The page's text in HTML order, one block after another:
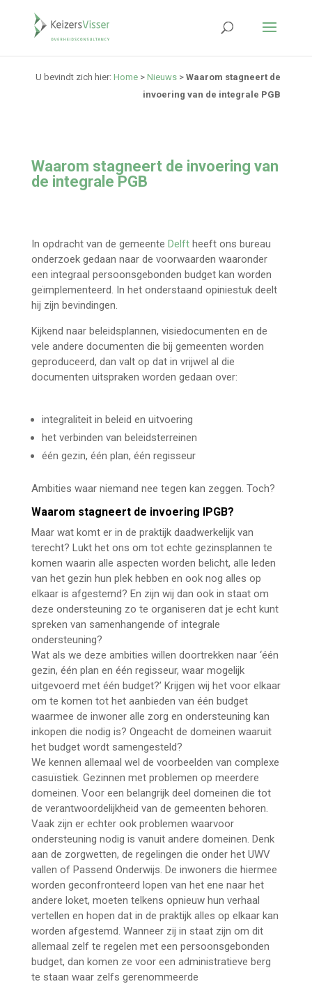
U bevindt zich hier:Home >Nieuws >Waarom stagneert de
invoering van de integrale PGB
Waarom stagneert de invoering van
de integrale PGB
In opdracht van de gemeente Delftheeft ons bureau
onderzoek gedaan naar de voorwaarden waaronder
een integraal persoonsgebonden budget kan worden
geïmplementeerd. In het onderstaand opiniestuk deelt
hij zijn bevindingen.
Kijkend naar beleidsplannen, visiedocumenten en de
vele andere documenten die bij gemeenten worden
geproduceerd, dan valt op dat in vrijwel al die
documenten uitspraken worden gedaan over:
integraliteit in beleid en uitvoering
het verbinden van beleidsterreinen
één gezin, één plan, één regisseur
Ambities waar niemand nee tegen kan zeggen. Toch?
Waarom stagneert de invoering IPGB?
Maar wat komt er in de praktijk daadwerkelijk van
terecht? Lukt het ons om tot echte gezinsplannen te
komen waarin alle aspecten worden belicht, alle leden
van het gezin hun plek hebben en ook nog alles op
elkaar is afgestemd? En zijn wij dan ook in staat om
deze ondersteuning zo te organiseren dat je echt kunt
spreken van samenhangende of integrale
ondersteuning?
Wat als we deze ambities willen doortrekken naar ‘één
gezin, één plan en één regisseur, waar mogelijk
uitgevoerd met één budget?’ Krijgen wij het voor elkaar
om te komen tot het aanbieden van één budget
waarmee de inwoner alle zorg en ondersteuning kan
inkopen die nodig is? Ongeacht de domeinen waaruit
het budget wordt samengesteld?
We kennen allemaal wel de voorbeelden van complexe
casuïstiek. Gezinnen met problemen op meerdere
domeinen. Voor een belangrijk deel domeinen die tot
de verantwoordelijkheid van de gemeenten behoren.
Vaak zijn er echter ook problemen waarvoor
ondersteuning nodig is vanuit andere domeinen. Denk
aan de zorgwetten, de regelingen die onder het UWV
vallen of Passend Onderwijs. De inwoners die hiermee
worden geconfronteerd lopen van het ene naar het
andere loket, moeten telkens opnieuw hun verhaal
vertellen en hopen dat in de praktijk alles op elkaar kan
worden afgestemd. Wanneer zij in staat zijn om dit
allemaal zelf te regelen met een persoonsgebonden
budget, dan komen ze voor een administratieve berg
te staan waar zelfs gerenommeerde